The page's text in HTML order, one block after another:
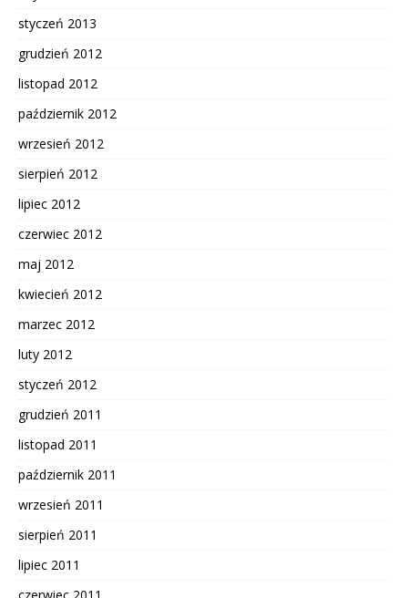
styczeń 2013
grudzień 2012
listopad 2012
październik 2012
wrzesień 2012
sierpień 2012
lipiec 2012
czerwiec 2012
maj 2012
kwiecień 2012
marzec 2012
luty 2012
styczeń 2012
grudzień 2011
listopad 2011
październik 2011
wrzesień 2011
sierpień 2011
lipiec 2011